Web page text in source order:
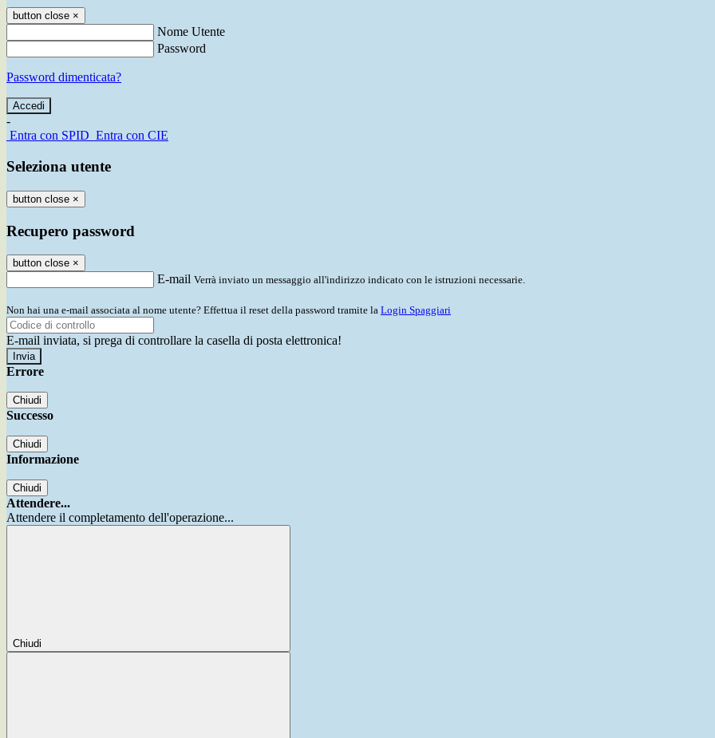
button close ×
Nome Utente
Password
Password dimenticata?
-
Entra con SPID Entra con CIE
Seleziona utente
button close ×
Recupero password
button close ×
E-mail Verrà inviato un messaggio all'indirizzo indicato con le istruzioni necessarie.
Non hai una e-mail associata al nome utente? Effettua il reset della password tramite la Login Spaggiari
E-mail inviata, si prega di controllare la casella di posta elettronica!
Errore
Chiudi
Successo
Chiudi
Informazione
Chiudi
Attendere...
Attendere il completamento dell'operazione...
Chiudi